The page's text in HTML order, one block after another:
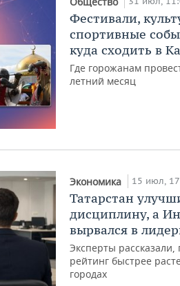
Фестивали,
спортивные
куда сходить в
Где горожанам
летний месяц
Экономика 15 июл,
Татарстан
дисциплину, а
вырвался в
Эксперты
рейтинг быстрее
городах